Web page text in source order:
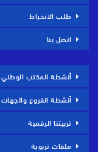
طلب الانخراط
اتصل بنا
أنشطة المكتب الوطني
أنشطة الفروع والجهات
تربيتنا الرقمية
ملفات تربوية